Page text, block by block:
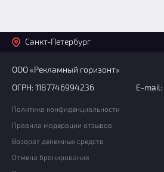
Санкт-Петербург
ООО «Рекламный горизонт»
ОГРН: 1187746994236
E-mail:
Политика конфиденциальности
Правила модерации отзывов
Возврат денежных средств
Отмена бронирования